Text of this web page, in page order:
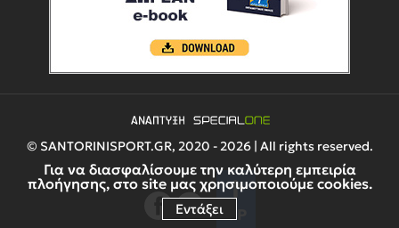
Για να διασφαλίσουμε την καλύτερη εμπειρία
πλοήγησης, στο site μας χρησιμοποιούμε cookies.
Εντάξει
© SANTORINISPORT.GR, 2020 - 2026 | All rights reserved.
UP